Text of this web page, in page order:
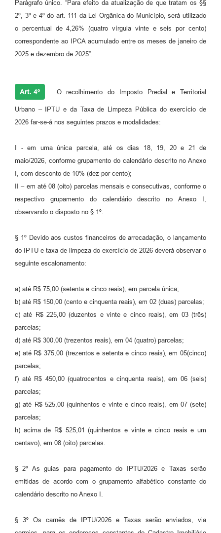
Parágrafo único. “Para efeito da atualização de que tratam os §§
2º, 3º e 4º do art. 111 da Lei Orgânica do Município, será utilizado
o percentual de 4,26% (quatro vírgula vinte e seis por cento)
correspondente ao IPCA acumulado entre os meses de janeiro de
2025 e dezembro de 2025”.
Art. 4º O recolhimento do Imposto Predial e Territorial
Urbano – IPTU e da Taxa de Limpeza Pública do exercício de
2026 far-se-á nos seguintes prazos e modalidades:
I - em uma única parcela, até os dias 18, 19, 20 e 21 de
maio/2026, conforme grupamento do calendário descrito no Anexo
I, com desconto de 10% (dez por cento);
II – em até 08 (oito) parcelas mensais e consecutivas, conforme o
respectivo grupamento do calendário descrito no Anexo I,
observando o disposto no § 1º.
§ 1º Devido aos custos financeiros de arrecadação, o lançamento
do IPTU e taxa de limpeza do exercício de 2026 deverá observar o
seguinte escalonamento:
a) até R$ 75,00 (setenta e cinco reais), em parcela única;
b) até R$ 150,00 (cento e cinquenta reais), em 02 (duas) parcelas;
c) até R$ 225,00 (duzentos e vinte e cinco reais), em 03 (três)
parcelas;
d) até R$ 300,00 (trezentos reais), em 04 (quatro) parcelas;
e) até R$ 375,00 (trezentos e setenta e cinco reais), em 05(cinco)
parcelas;
f) até R$ 450,00 (quatrocentos e cinquenta reais), em 06 (seis)
parcelas;
g) até R$ 525,00 (quinhentos e vinte e cinco reais), em 07 (sete)
parcelas;
h) acima de R$ 525,01 (quinhentos e vinte e cinco reais e um
centavo), em 08 (oito) parcelas.
§ 2º As guias para pagamento do IPTU/2026 e Taxas serão
emitidas de acordo com o grupamento alfabético constante do
calendário descrito no Anexo I.
§ 3º Os carnês de IPTU/2026 e Taxas serão enviados, via